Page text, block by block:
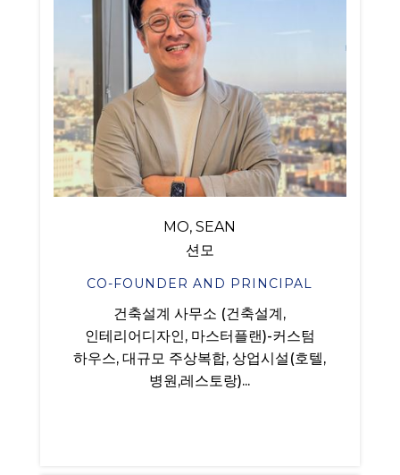
MO, SEAN
션모
CO-FOUNDER AND PRINCIPAL
건축설계 사무소 (건축설계,
인테리어디자인, 마스터플랜)-커스텀
하우스, 대규모 주상복합, 상업시설(호텔,
병원,레스토랑)...